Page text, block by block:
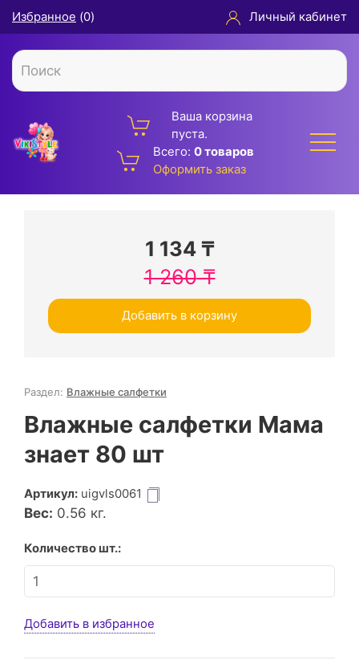
Избранное (0) Личный кабинет
Ваша корзина
пуста.
Всего: 0 товаров
Оформить заказ
1 134₸
1 260₸
Добавить в корзину
Раздел: Влажные салфетки
Влажные салфетки Мама
знает 80 шт
Артикул: uigvls0061
Вес: 0.56 кг.
Количество шт.:
Добавить в избранное